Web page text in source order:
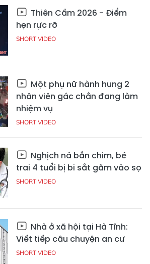
Thiên Cầm 2026 - Điểm
hẹn rực rỡ
SHORT VIDEO
Một phụ nữ hành hung 2
nhân viên gác chắn đang làm
nhiệm vụ
SHORT VIDEO
Nghịch ná bắn chim, bé
trai 4 tuổi bị bi sắt găm vào sọ
SHORT VIDEO
Nhà ở xã hội tại Hà Tĩnh:
Viết tiếp câu chuyện an cư
SHORT VIDEO